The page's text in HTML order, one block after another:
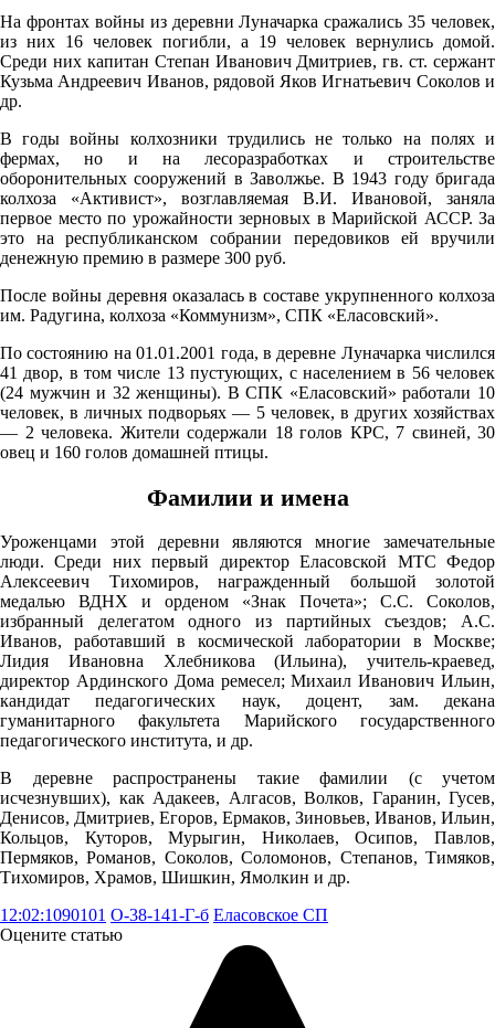
18:00
18.8°
760
65%
3
337°
09.08
14.8°
70%
2.8
313°
15°
762
64%
2.4
323°
03:00
13.1°
763
71%
2.9
309°
На фронтах войны из деревни Луначарка сражались 35 человек,
из них 16 человек погибли, а 19 человек вернулись домой.
Среди них капитан Степан Иванович Дмитриев, гв. ст. сержант
Кузьма Андреевич Иванов, рядовой Яков Игнатьевич Соколов и
др.
В годы войны колхозники трудились не только на полях и
фермах, но и на лесоразработках и строительстве
оборонительных сооружений в Заволжье. В 1943 году бригада
колхоза «Активист», возглавляемая В.И. Ивановой, заняла
первое место по урожайности зерновых в Марийской АССР. За
это на республиканском собрании передовиков ей вручили
денежную премию в размере 300 руб.
После войны деревня оказалась в составе укрупненного колхоза
им. Радугина, колхоза «Коммунизм», СПК «Еласовский».
По состоянию на 01.01.2001 года, в деревне Луначарка числился
41 двор, в том числе 13 пустующих, с населением в 56 человек
(24 мужчин и 32 женщины). В СПК «Еласовский» работали 10
человек, в личных подворьях — 5 человек, в других хозяйствах
— 2 человека. Жители содержали 18 голов КРС, 7 свиней, 30
овец и 160 голов домашней птицы.
Фамилии и имена
Уроженцами этой деревни являются многие замечательные
люди. Среди них первый директор Еласовской МТС Федор
Алексеевич Тихомиров, награжденный большой золотой
медалью ВДНХ и орденом «Знак Почета»; С.С. Соколов,
избранный делегатом одного из партийных съездов; А.С.
Иванов, работавший в космической лаборатории в Москве;
Лидия Ивановна Хлебникова (Ильина), учитель-краевед,
директор Ардинского Дома ремесел; Михаил Иванович Ильин,
кандидат педагогических наук, доцент, зам. декана
гуманитарного факультета Марийского государственного
педагогического института, и др.
В деревне распространены такие фамилии (с учетом
исчезнувших), как Адакеев, Алгасов, Волков, Гаранин, Гусев,
Денисов, Дмитриев, Егоров, Ермаков, Зиновьев, Иванов, Ильин,
Кольцов, Куторов, Мурыгин, Николаев, Осипов, Павлов,
Пермяков, Романов, Соколов, Соломонов, Степанов, Тимяков,
Тихомиров, Храмов, Шишкин, Ямолкин и др.
12:02:1090101 O-38-141-Г-б Еласовское СП
Оцените статью